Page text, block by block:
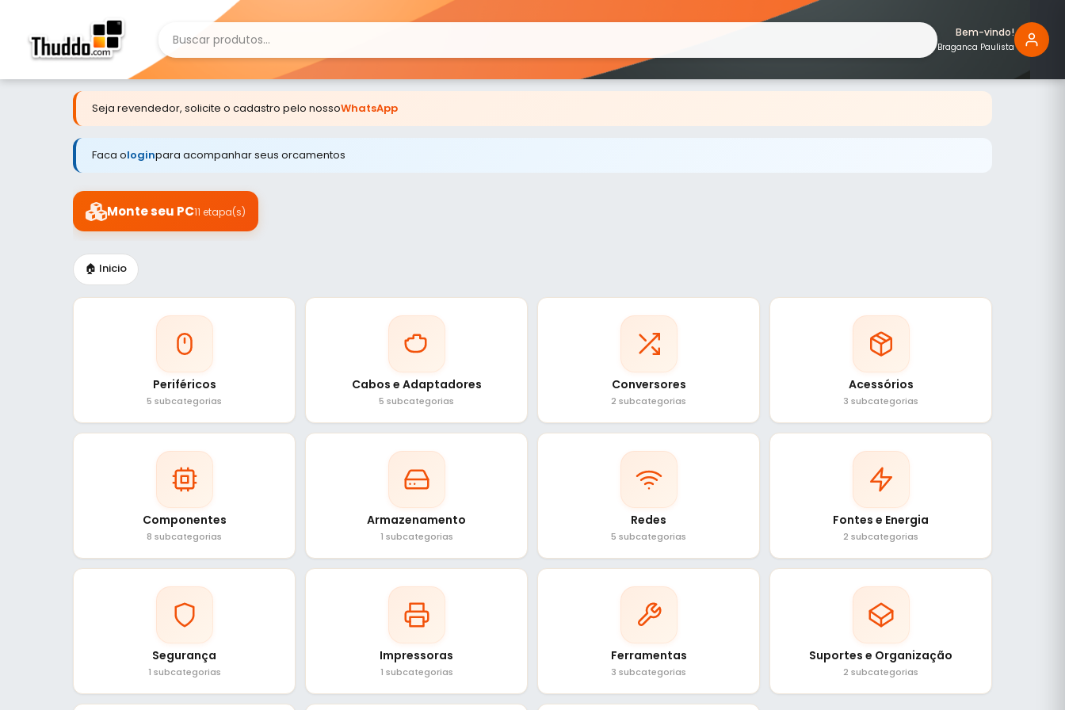
Bem-vindo!
Braganca Paulista
Seja revendedor, solicite o cadastro pelo nossoWhatsApp
Faca ologinpara acompanhar seus orcamentos
Monte seu PC11 etapa(s)
🏠 Inicio
Periféricos
5 subcategorias
Cabos e Adaptadores
5 subcategorias
Conversores
2 subcategorias
Acessórios
3 subcategorias
Componentes
8 subcategorias
Armazenamento
1 subcategorias
Redes
5 subcategorias
Fontes e Energia
2 subcategorias
Segurança
1 subcategorias
Impressoras
1 subcategorias
Ferramentas
3 subcategorias
Suportes e Organização
2 subcategorias